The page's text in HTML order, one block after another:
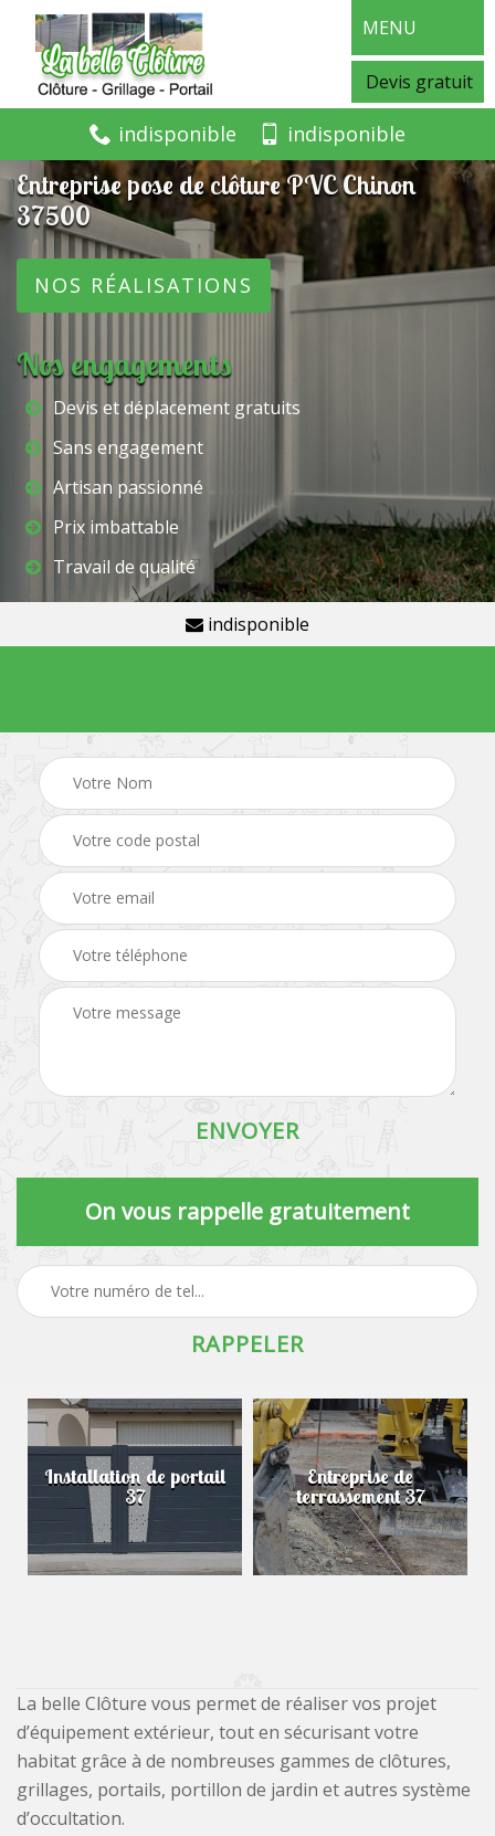
MENU
Devis gratuit
indisponible indisponible
Entreprise pose de clôture PVC Chinon
37500
NOS RÉALISATIONS
Nos engagements
Devis et déplacement gratuits
Sans engagement
Artisan passionné
Prix imbattable
Travail de qualité
indisponible
On vous rappelle gratuitement
Installation de portail
37
Entreprise de
terrassement 37
La belle Clôture vous permet de réaliser vos projet
d’équipement extérieur, tout en sécurisant votre
habitat grâce à de nombreuses gammes de clôtures,
grillages, portails, portillon de jardin et autres système
d’occultation.